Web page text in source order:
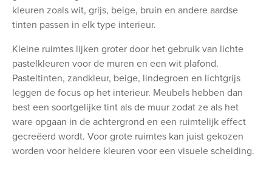
kleuren zoals wit, grijs, beige, bruin en andere aardse
tinten passen in elk type interieur.
Kleine ruimtes lijken groter door het gebruik van lichte
pastelkleuren voor de muren en een wit plafond.
Pasteltinten, zandkleur, beige, lindegroen en lichtgrijs
leggen de focus op het interieur. Meubels hebben dan
best een soortgelijke tint als de muur zodat ze als het
ware opgaan in de achtergrond en een ruimtelijk effect
gecreëerd wordt. Voor grote ruimtes kan juist gekozen
worden voor heldere kleuren voor een visuele scheiding.